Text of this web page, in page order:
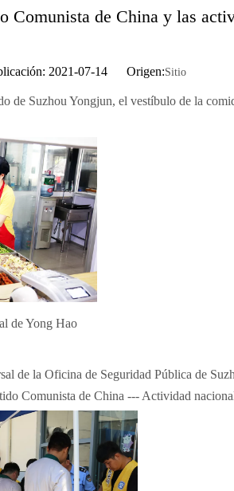
Comunista de China y las
2021-07-14 Origen:Sitio
de Suzhou Yongjun, el vestíbulo de la
de Yong Hao
de la Oficina de Seguridad Pública de
Comunista de China --- Actividad